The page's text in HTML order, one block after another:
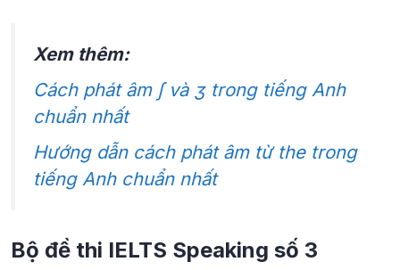
Xem thêm:
Cách phát âm ʃ và ʒ trong tiếng Anh
chuẩn nhất
Hướng dẫn cách phát âm từ the trong
tiếng Anh chuẩn nhất
Bộ đề thi IELTS Speaking số 3